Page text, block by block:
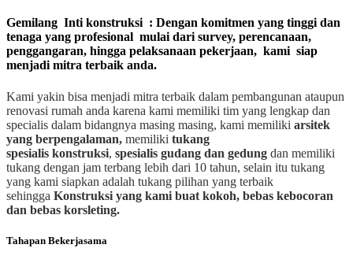
Gemilang Inti konstruksi : Dengan komitmen yang tinggi dan
tenaga yang profesional mulai dari survey, perencanaan,
penggangaran, hingga pelaksanaan pekerjaan, kami siap
menjadi mitra terbaik anda.
Kami yakin bisa menjadi mitra terbaik dalam pembangunan ataupun
renovasi rumah anda karena kami memiliki tim yang lengkap dan
specialis dalam bidangnya masing masing, kami memiliki arsitek
yang berpengalaman, memiliki tukang
spesialis konstruksi, spesialis gudang dan gedung dan memiliki
tukang dengan jam terbang lebih dari 10 tahun, selain itu tukang
yang kami siapkan adalah tukang pilihan yang terbaik
sehingga Konstruksi yang kami buat kokoh, bebas kebocoran
dan bebas korsleting.
Tahapan Bekerjasama